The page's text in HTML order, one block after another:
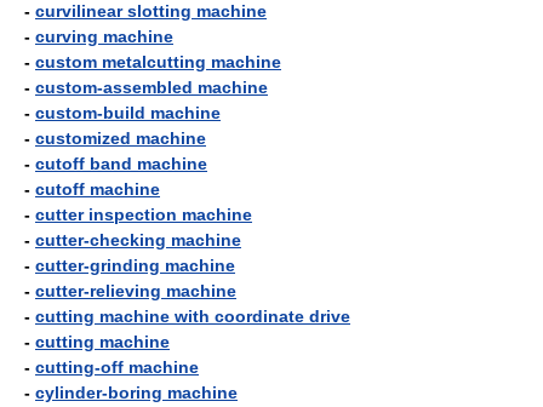
- curvilinear slotting machine
- curving machine
- custom metalcutting machine
- custom-assembled machine
- custom-build machine
- customized machine
- cutoff band machine
- cutoff machine
- cutter inspection machine
- cutter-checking machine
- cutter-grinding machine
- cutter-relieving machine
- cutting machine with coordinate drive
- cutting machine
- cutting-off machine
- cylinder-boring machine